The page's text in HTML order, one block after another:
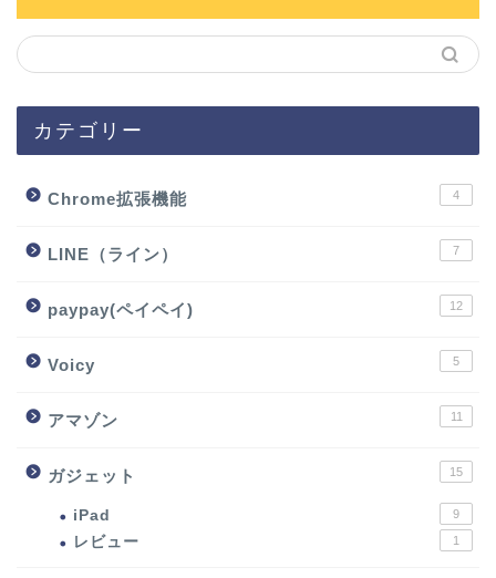
カテゴリー
Chrome拡張機能 4
LINE（ライン） 7
paypay(ペイペイ) 12
Voicy 5
アマゾン 11
ガジェット 15
iPad 9
レビュー 1